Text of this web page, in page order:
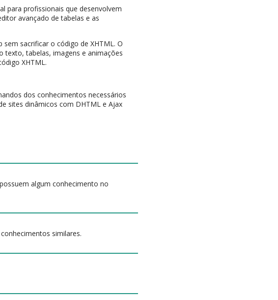
para profissionais que desenvolvem
avançado de tabelas e as
sacrificar o código de XHTML. O
texto, tabelas, imagens e animações
XHTML.
dos conhecimentos necessários
sites dinâmicos com DHTML e Ajax
algum conhecimento no
similares.